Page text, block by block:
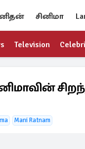
சினிமா
Television
Mani Ratnam